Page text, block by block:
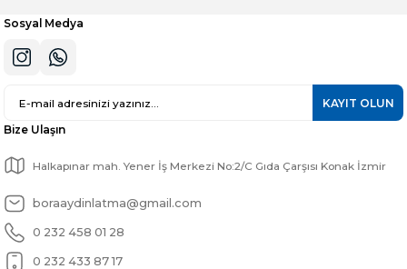
Sosyal Medya
KAYIT OLUN
Bize Ulaşın
Halkapınar mah. Yener İş Merkezi No:2/C Gıda Çarşısı Konak İzmir
boraaydinlatma@gmail.com
0 232 458 01 28
0 232 433 87 17